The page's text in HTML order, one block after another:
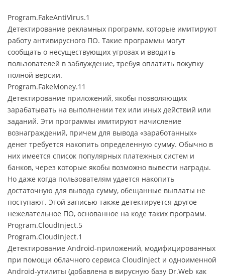
Program.FakeAntiVirus.1
Детектирование рекламных программ, которые имитируют
работу антивирусного ПО. Такие программы могут
сообщать о несуществующих угрозах и вводить
пользователей в заблуждение, требуя оплатить покупку
полной версии.
Program.FakeMoney.11
Детектирование приложений, якобы позволяющих
зарабатывать на выполнении тех или иных действий или
заданий. Эти программы имитируют начисление
вознаграждений, причем для вывода «заработанных»
денег требуется накопить определенную сумму. Обычно в
них имеется список популярных платежных систем и
банков, через которые якобы возможно вывести награды.
Но даже когда пользователям удается накопить
достаточную для вывода сумму, обещанные выплаты не
поступают. Этой записью также детектируется другое
нежелательное ПО, основанное на коде таких программ.
Program.CloudInject.5
Program.CloudInject.1
Детектирование Android-приложений, модифицированных
при помощи облачного сервиса CloudInject и одноименной
Android-утилиты (добавлена в вирусную базу Dr.Web как